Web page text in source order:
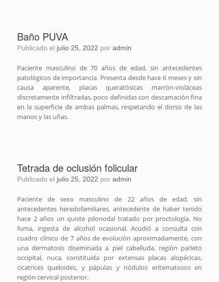
Baño PUVA
Publicado el julio 25, 2022 por admin
Paciente masculino de 70 años de edad, sin antecedentes
patológicos de importancia. Presenta desde hace 6 meses y sin
causa aparente, placas queratósicas marrón-violáceas
discretamente infiltradas, poco definidas con descamación fina
en la superficie de ambas palmas, respetando el dorso de las
manos y las uñas.
Tetrada de oclusión folicular
Publicado el julio 25, 2022 por admin
Paciente de sexo masculino de 22 años de edad, sin
antecedentes heredofamiliares, antecedente de haber tenido
hace 2 años un quiste pilonodal tratado por proctología. No
fuma, ingesta de alcohol ocasional. Acudió a consulta con
cuadro clínico de 7 años de evolución aproximadamente, con
una dermatosis diseminada a piel cabelluda, región parieto
occipital, nuca, constituida por extensas placas alopécicas,
cicatrices queloides, y pápulas y nódulos eritematosos en
región cervical posterior.